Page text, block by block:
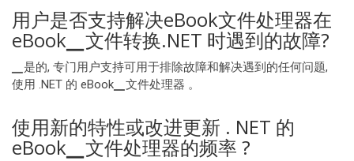
用户是否支持解决eBook文件处理器在
eBook▁文件转换.NET 时遇到的故障?
▁是的, 专门用户支持可用于排除故障和解决遇到的任何问题,
使用 .NET 的 eBook▁文件处理器 。
使用新的特性或改进更新 . NET 的
eBook▁文件处理器的频率 ?